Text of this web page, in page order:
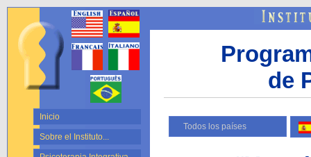
Inicio
Sobre el Instituto...
de
Todos los países